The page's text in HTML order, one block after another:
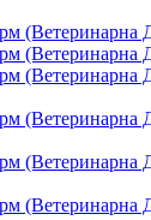
(Ветеринарна
(Ветеринарна
(Ветеринарна
(Ветеринарна
(Ветеринарна
(Ветеринарна